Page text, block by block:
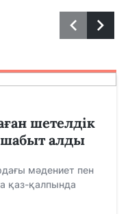
шетелдік
алды
мәдениет пен
қаз-қалпында